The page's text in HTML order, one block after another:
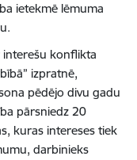
ietekmē lēmuma
interešu konflikta
izpratnē,
pēdējo divu gadu
pārsniedz 20
kuras intereses tiek
darbinieks